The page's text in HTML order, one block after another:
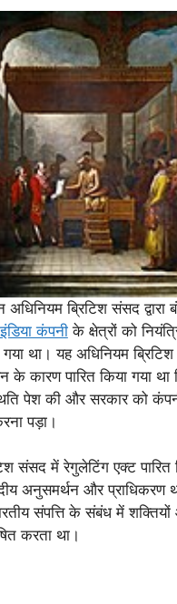
ब्रिटिश संसद द्वारा
कंपनीके क्षेत्रों को
था। यह अधिनियम ब्रिटिश
के कारण पारित किया गया
पेश की और सरकार को
पड़ा।
संसद में रेगुलेटिंग एक्ट पारित
अनुसमर्थन और प्राधिकरण
संपत्ति के संबंध में
करता था।